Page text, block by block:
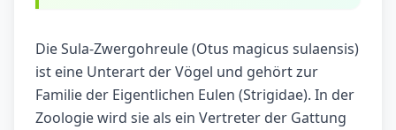
Die Sula-Zwergohreule (Otus magicus sulaensis)
ist eine Unterart der Vögel und gehört zur
Familie der Eigentlichen Eulen (Strigidae). In der
Zoologie wird sie als ein Vertreter der Gattung